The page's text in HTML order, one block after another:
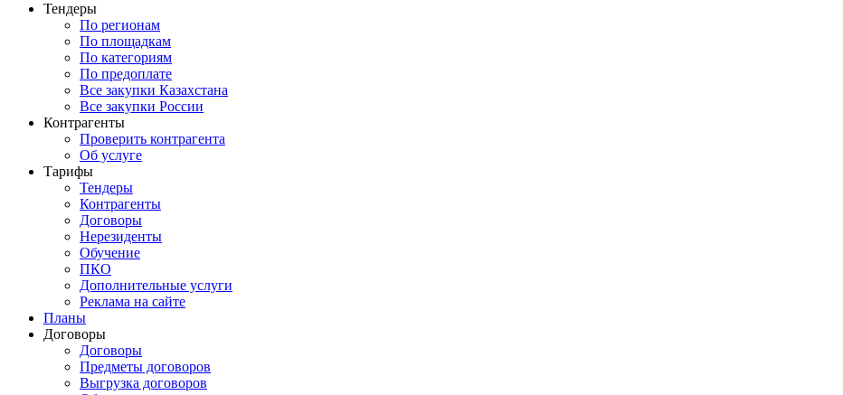
Тендеры
По регионам
По площадкам
По категориям
По предоплате
Все закупки Казахстана
Все закупки России
Контрагенты
Проверить контрагента
Об услуге
Тарифы
Тендеры
Контрагенты
Договоры
Нерезиденты
Обучение
ПКО
Дополнительные услуги
Реклама на сайте
Планы
Договоры
Договоры
Предметы договоров
Выгрузка договоров